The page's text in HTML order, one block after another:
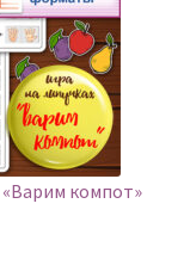
компот»